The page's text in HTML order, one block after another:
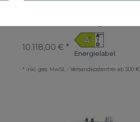
Energielabel
10.118,00 € *
* inkl. ges. MwSt.- Versandkostenfrei ab 500 €